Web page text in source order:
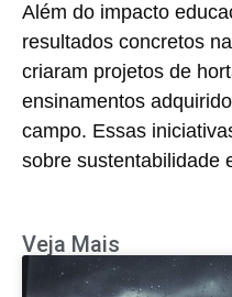
Além do impacto
resultados concretos
criaram projetos de
ensinamentos
campo. Essas
sobre sustentabilidade
Veja Mais